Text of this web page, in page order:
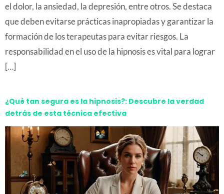
el dolor, la ansiedad, la depresión, entre otros. Se destaca
que deben evitarse prácticas inapropiadas y garantizar la
formación de los terapeutas para evitar riesgos. La
responsabilidad en el uso de la hipnosis es vital para lograr
[…]
¿Qué tan segura es la hipnosis?: Descubre la verdad
detrás de esta técnica efectiva